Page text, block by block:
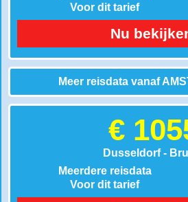
Voor dit tarief
Nu
Meer reisdata vanaf
€
Dusseldorf -
Meerdere reisdata
Voor dit tarief